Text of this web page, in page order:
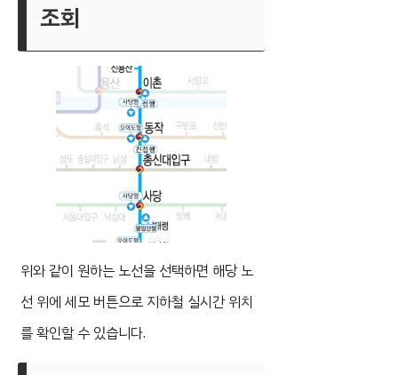
조회
위와 같이 원하는 노선을 선택하면 해당 노
선 위에 세모 버튼으로 지하철 실시간 위치
를 확인할 수 있습니다.